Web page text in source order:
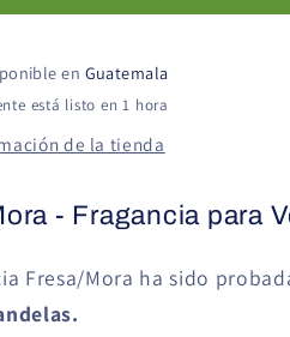
Velas
en Guatemala
está listo en 1 hora
de la tienda
- Fragancia para
Fresa/Mora ha sido